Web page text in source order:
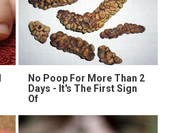
No Poop For More Than 2
Days - It's The First Sign
Of